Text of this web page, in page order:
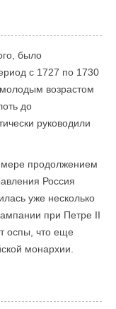
было
с 1727 по 1730
возрастом
до
руководили
мере продолжением
Россия
уже несколько
при Петре II
оспы, что еще
монархии.